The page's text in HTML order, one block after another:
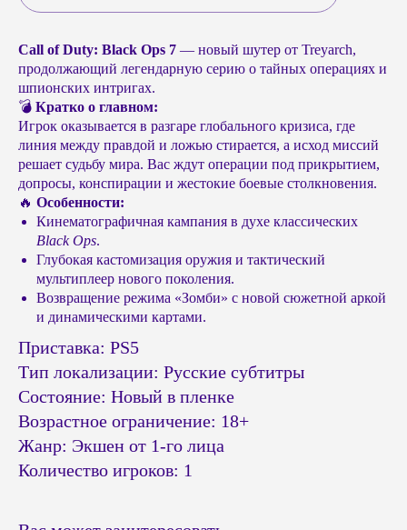
Call of Duty: Black Ops 7 — новый шутер от Treyarch,
продолжающий легендарную серию о тайных операциях и
шпионских интригах.
💣 Кратко о главном:
Игрок оказывается в разгаре глобального кризиса, где
линия между правдой и ложью стирается, а исход миссий
решает судьбу мира. Вас ждут операции под прикрытием,
допросы, конспирации и жестокие боевые столкновения.
🔥 Особенности:
Кинематографичная кампания в духе классических
Black Ops.
Глубокая кастомизация оружия и тактический
мультиплеер нового поколения.
Возвращение режима «Зомби» с новой сюжетной аркой
и динамическими картами.
Приставка: PS5
Тип локализации: Русские субтитры
Состояние: Новый в пленке
Возрастное ограничение: 18+
Жанр: Экшен от 1-го лица
Количество игроков: 1
© Headshot — 2024. Все права защищены
КАТАЛОГ ПОКУПАТЕЛЯМ
Приставки Xbox
Приставки и акссесуары
Nintendo Switch
Приставки PS4 / PS5
Доставка и оплата
Обмен и возврат
Подарочные сертификаты
Портативные консоли
Бонусная система